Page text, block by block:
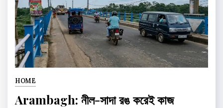
HOME
Arambagh: নীল-সাদা রঙ করেই কাজ